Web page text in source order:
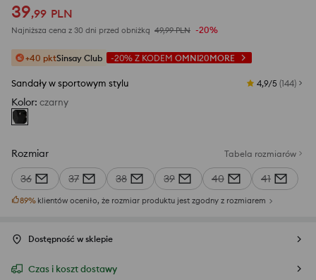
39,99 PLN
Najniższa cena z 30 dni przed obniżką 49,99 PLN -20%
+40 pktSinsay Club -20% Z KODEM OMNI20MORE
Sandały w sportowym stylu 4,9/5 (144)
Kolor: czarny
Rozmiar Tabela rozmiarów
36 37 38 39 40 41
89% klientów oceniło, że rozmiar produktu jest zgodny z rozmiarem
Dostępność w sklepie
Czas i koszt dostawy